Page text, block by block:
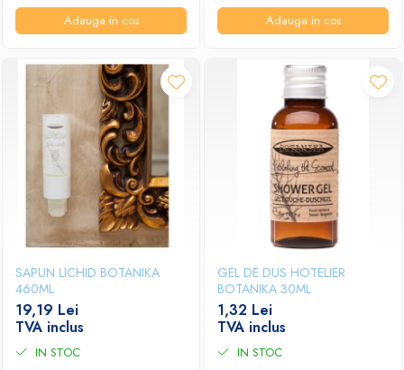
Adauga in cos Adauga in cos
SAPUN LICHID BOTANIKA
460ML
19,19 Lei
TVA inclus
IN STOC
GEL DE DUS HOTELIER
BOTANIKA 30ML
1,32 Lei
TVA inclus
IN STOC